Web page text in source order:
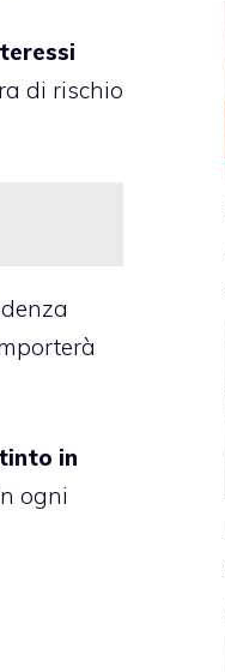
di rischio
in
ogni